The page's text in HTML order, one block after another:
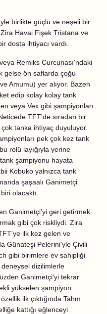
birlikte güçlü ve neşeli bir
Havai Fişek Tristana ve
dosta ihtiyacı vardı.
Remiks Curcunası'ndaki
gelse ön saflarda çoğu
Amumu) yer alıyor. Bazen
edip kolay kolay tank
veya Vex gibi şampiyonları
TFT'de sıradan bir
çok tanka ihtiyaç duyuluyor.
pek çok kez tank
rolü layığıyla yerine
şampiyonu hayata
Kobuko yalnızca tank
şaşaalı Ganimetçi
olacaktı.
Ganimetçi'yi geri getirmek
gibi çok riskliydi. Zira
ilk kez gelen ve
Günateşi Pelerini'yle Çivili
gibi birimlere ev sahipliği
deneysel dizilimlerle
Ganimetçi'yi tekrar
yükselen şampiyon
ilk çıktığında Tahm
kattığı eğlenceyi